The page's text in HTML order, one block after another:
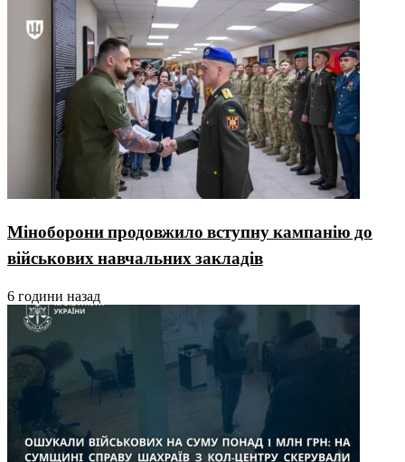
Міноборони продовжило вступну кампанію до
військових навчальних закладів
6 години назад